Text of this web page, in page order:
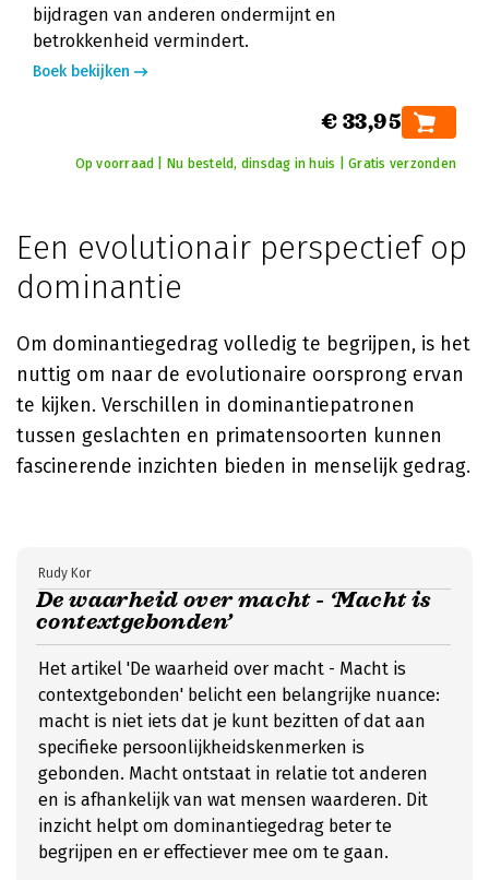
bijdragen van anderen ondermijnt en
betrokkenheid vermindert.
Boek bekijken
€ 33,95
Op voorraad | Nu besteld, dinsdag in huis | Gratis verzonden
Een evolutionair perspectief op
dominantie
Om dominantiegedrag volledig te begrijpen, is het
nuttig om naar de evolutionaire oorsprong ervan
te kijken. Verschillen in dominantiepatronen
tussen geslachten en primatensoorten kunnen
fascinerende inzichten bieden in menselijk gedrag.
De waarheid over macht - ‘Macht is
contextgebonden’
Rudy Kor
Het artikel 'De waarheid over macht - Macht is
contextgebonden' belicht een belangrijke nuance:
macht is niet iets dat je kunt bezitten of dat aan
specifieke persoonlijkheidskenmerken is
gebonden. Macht ontstaat in relatie tot anderen
en is afhankelijk van wat mensen waarderen. Dit
inzicht helpt om dominantiegedrag beter te
begrijpen en er effectiever mee om te gaan.